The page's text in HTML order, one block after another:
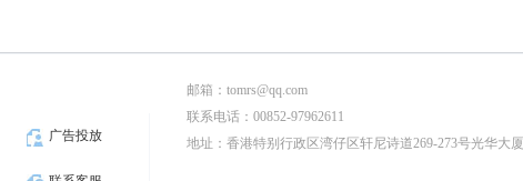
广告投放
邮箱：tomrs@qq.com
联系电话：00852-97962611
地址：香港特别行政区湾仔区轩尼诗道269-273号光华大厦